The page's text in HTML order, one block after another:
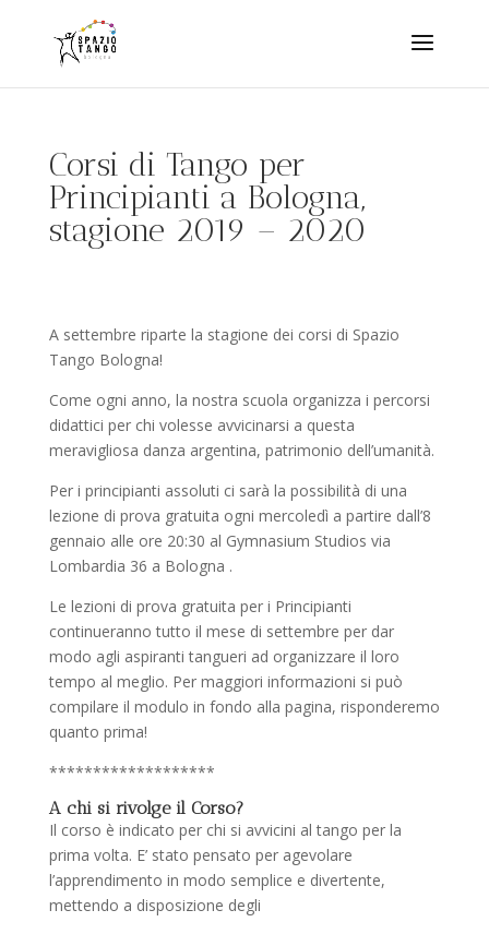
Corsi di Tango per
Principianti a Bologna,
stagione 2019 – 2020
A settembre riparte la stagione dei corsi di Spazio
Tango Bologna!
Come ogni anno, la nostra scuola organizza i percorsi
didattici per chi volesse avvicinarsi a questa
meravigliosa danza argentina, patrimonio dell’umanità.
Per i principianti assoluti ci sarà la possibilità di una
lezione di prova gratuita ogni mercoledì a partire dall’8
gennaio alle ore 20:30 al Gymnasium Studios via
Lombardia 36 a Bologna .
Le lezioni di prova gratuita per i Principianti
continueranno tutto il mese di settembre per dar
modo agli aspiranti tangueri ad organizzare il loro
tempo al meglio. Per maggiori informazioni si può
compilare il modulo in fondo alla pagina, risponderemo
quanto prima!
*******************
A chi si rivolge il Corso?
Il corso è indicato per chi si avvicini al tango per la
prima volta. E’ stato pensato per agevolare
l’apprendimento in modo semplice e divertente,
mettendo a disposizione degli